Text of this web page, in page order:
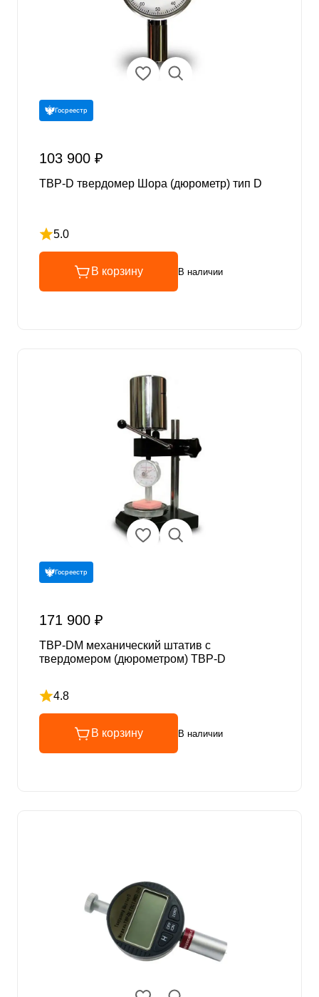
Госреестр
103 900 ₽
ТВР-D твердомер Шора (дюрометр) тип D
5.0
Рейтинг 5 из 5
В корзину В наличии
Госреестр
171 900 ₽
ТВР-DМ механический штатив с
твердомером (дюрометром) ТВР-D
4.8
Рейтинг 4.8 из 5
В корзину В наличии